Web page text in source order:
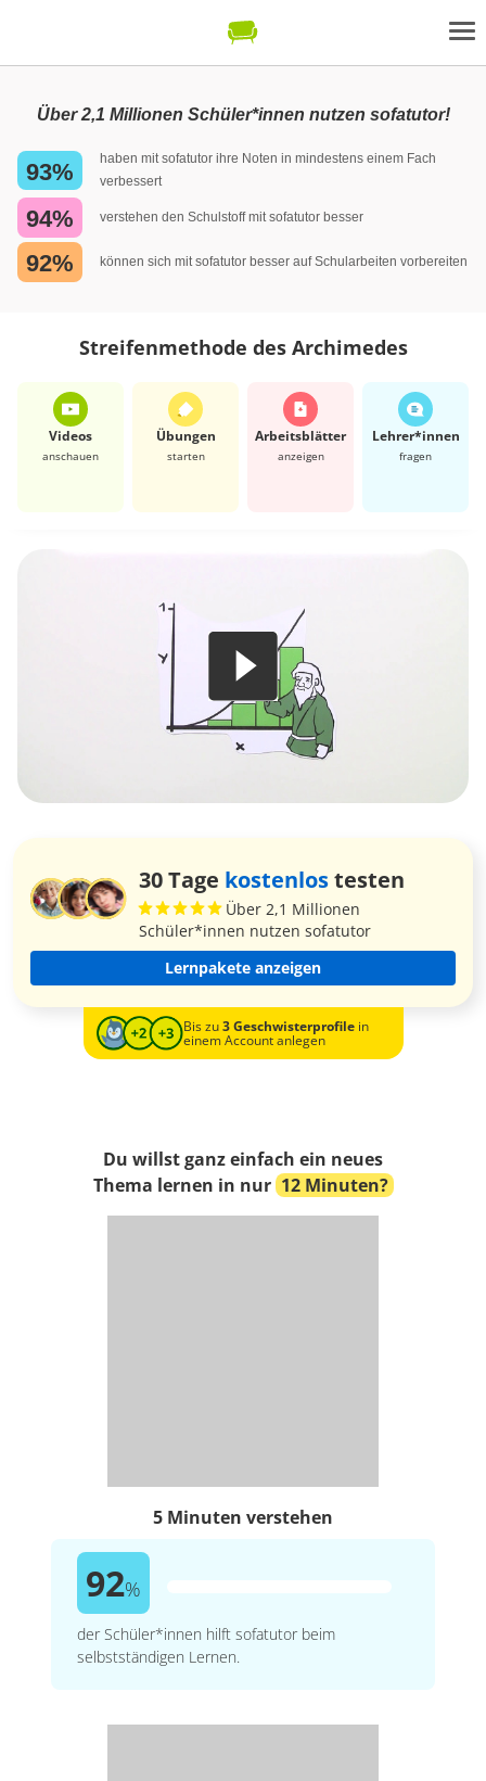
Über 2,1 Millionen Schüler*innen nutzen sofatutor!
93%
haben mit sofatutor ihre Noten in mindestens einem Fach
verbessert
94% verstehen den Schulstoff mit sofatutor besser
92% können sich mit sofatutor besser auf Schularbeiten vorbereiten
Streifenmethode des Archimedes
Videos
anschauen
Übungen
starten
Arbeits­blätter
anzeigen
Lehrer*​innen
fragen
30 Tage kostenlostesten
Über 2,1 Millionen
Schüler*innen nutzen sofatutor
Lernpakete anzeigen
Bis zu3 Geschwisterprofilein
einem Account anlegen
Du willst ganz einfach ein neues
Thema lernen in nur 12 Minuten?
5 Minuten verstehen
92%
der Schüler*innen hilft sofatutor beim
selbstständigen Lernen.